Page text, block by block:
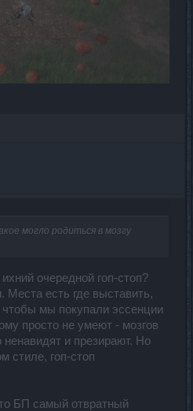
могло родиться в мозгу
очередной гоп-стоп?
Места есть где выставить,
чтобы мы покупали эссенции
просто не умеют - мозгов
ненавидят и презирают. Но
стиле, гоп-стоп
БП самый отвратный